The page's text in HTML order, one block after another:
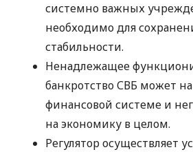
системно важных
необходимо для
стабильности.
Ненадлежащее
банкротство СВБ может
финансовой системе и
на экономику в целом.
Регулятор осуществляет